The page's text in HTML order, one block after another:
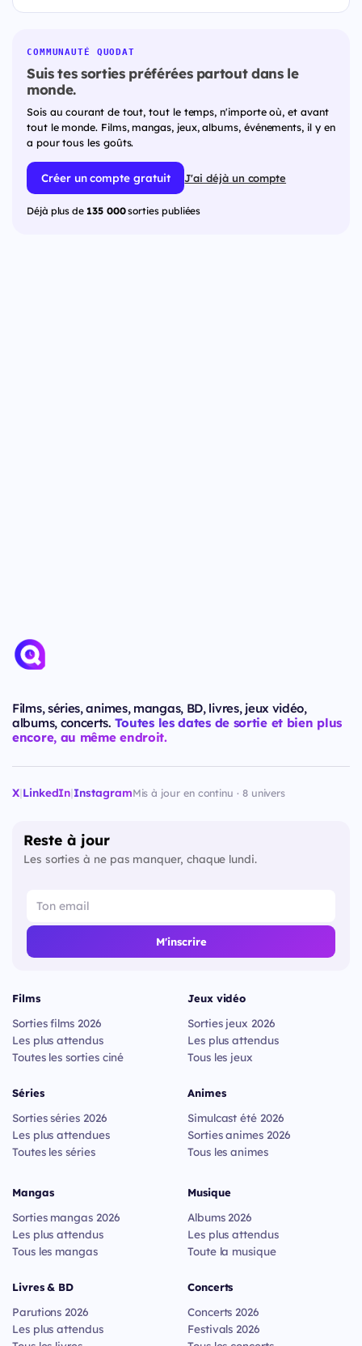
COMMUNAUTÉ QUODAT
Suis tes sorties préférées partout dans le
monde.
Sois au courant de tout, tout le temps, n'importe où, et avant
tout le monde. Films, mangas, jeux, albums, événements, il y en
a pour tous les goûts.
Créer un compte gratuit J'ai déjà un compte
Déjà plus de 135 000sorties publiées
Films, séries, animes, mangas, BD, livres, jeux vidéo,
albums, concerts. Toutes les dates de sortie et bien plus
encore, au même endroit.
X|LinkedIn|InstagramMis à jour en continu · 8 univers
Reste à jour
Les sorties à ne pas manquer, chaque lundi.
M'inscrire
Films
Sorties films 2026
Les plus attendus
Toutes les sorties ciné
Séries
Sorties séries 2026
Les plus attendues
Toutes les séries
Jeux vidéo
Sorties jeux 2026
Les plus attendus
Tous les jeux
Animes
Simulcast été 2026
Sorties animes 2026
Tous les animes
Mangas
Sorties mangas 2026
Les plus attendus
Tous les mangas
Livres & BD
Parutions 2026
Les plus attendus
Musique
Albums 2026
Les plus attendus
Toute la musique
Concerts
Concerts 2026
Festivals 2026